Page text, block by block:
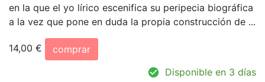
en la que el yo lírico escenifica su peripecia biográfica
a la vez que pone en duda la propia construcción de ...
14,00 €
comprar
Disponible en 3 días